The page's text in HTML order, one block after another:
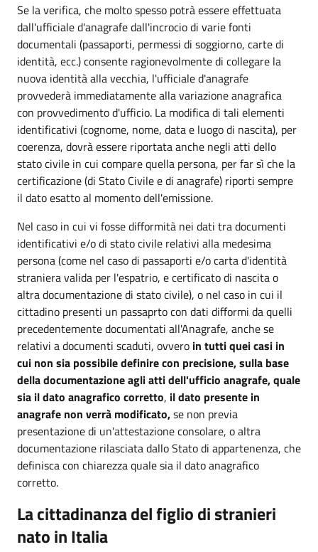
Se la verifica, che molto spesso potrà essere effettuata
dall'ufficiale d'anagrafe dall'incrocio di varie fonti
documentali (passaporti, permessi di soggiorno, carte di
identità, ecc.) consente ragionevolmente di collegare la
nuova identità alla vecchia, l'ufficiale d'anagrafe
provvederà immediatamente alla variazione anagrafica
con provvedimento d'ufficio. La modifica di tali elementi
identificativi (cognome, nome, data e luogo di nascita), per
coerenza, dovrà essere riportata anche negli atti dello
stato civile in cui compare quella persona, per far sì che la
certificazione (di Stato Civile e di anagrafe) riporti sempre
il dato esatto al momento dell'emissione.
Nel caso in cui vi fosse difformità nei dati tra documenti
identificativi e/o di stato civile relativi alla medesima
persona (come nel caso di passaporti e/o carta d'identità
straniera valida per l'espatrio, e certificato di nascita o
altra documentazione di stato civile), o nel caso in cui il
cittadino presenti un passaprto con dati difformi da quelli
precedentemente documentati all'Anagrafe, anche se
relativi a documenti scaduti, ovvero in tutti quei casi in
cui non sia possibile definire con precisione, sulla base
della documentazione agli atti dell'ufficio anagrafe, quale
sia il dato anagrafico corretto, il dato presente in
anagrafe non verrà modificato,se non previa
presentazione di un'attestazione consolare, o altra
documentazione rilasciata dallo Stato di appartenenza, che
definisca con chiarezza quale sia il dato anagrafico
corretto.
La cittadinanza del figlio di stranieri
nato in Italia